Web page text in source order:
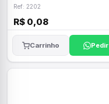
Ref: 2202
R$ 0,08
Carrinho Pedir